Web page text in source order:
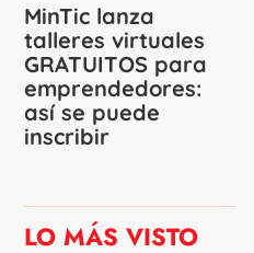
MinTic lanza
talleres virtuales
GRATUITOS para
emprendedores:
así se puede
inscribir
LO MÁS VISTO